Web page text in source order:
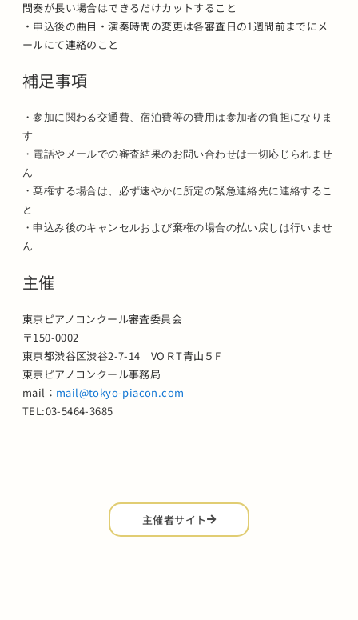
間奏が長い場合はできるだけカットすること
・申込後の曲目・演奏時間の変更は各審査日の1週間前までにメ
ールにて連絡のこと
補足事項
・参加に関わる交通費、宿泊費等の費用は参加者の負担になりま
す
・電話やメールでの審査結果のお問い合わせは一切応じられませ
ん
・棄権する場合は、必ず速やかに所定の緊急連絡先に連絡するこ
と
・申込み後のキャンセルおよび棄権の場合の払い戻しは行いませ
ん
主催
東京ピアノコンクール審査委員会
〒150-0002
東京都渋谷区渋谷2-7-14 VOＲT青山５F
東京ピアノコンクール事務局
mail： mail@tokyo-piacon.com
TEL:03-5464-3685
主催者サイト